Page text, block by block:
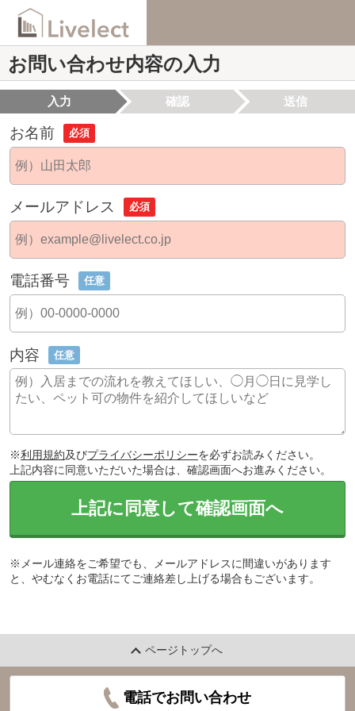
お問い合わせ内容の入力
入力 確認 送信
お名前 必須
メールアドレス 必須
電話番号 任意
内容 任意
※利用規約及びプライバシーポリシーを必ずお読みください。
上記内容に同意いただいた場合は、確認画面へお進みください。
上記に同意して確認画面へ
※メール連絡をご希望でも、メールアドレスに間違いがあります
と、やむなくお電話にてご連絡差し上げる場合もございます。
ページトップへ
電話でお問い合わせ